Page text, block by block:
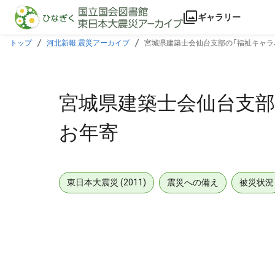
本文に飛ぶ
ギャラリー
トップ 河北新報 震災アーカイブ 宮城県建築士会仙台支部の「福祉キャ
宮城県建築士会仙台支
お年寄
東日本大震災 (2011) 震災への備え 被災状況